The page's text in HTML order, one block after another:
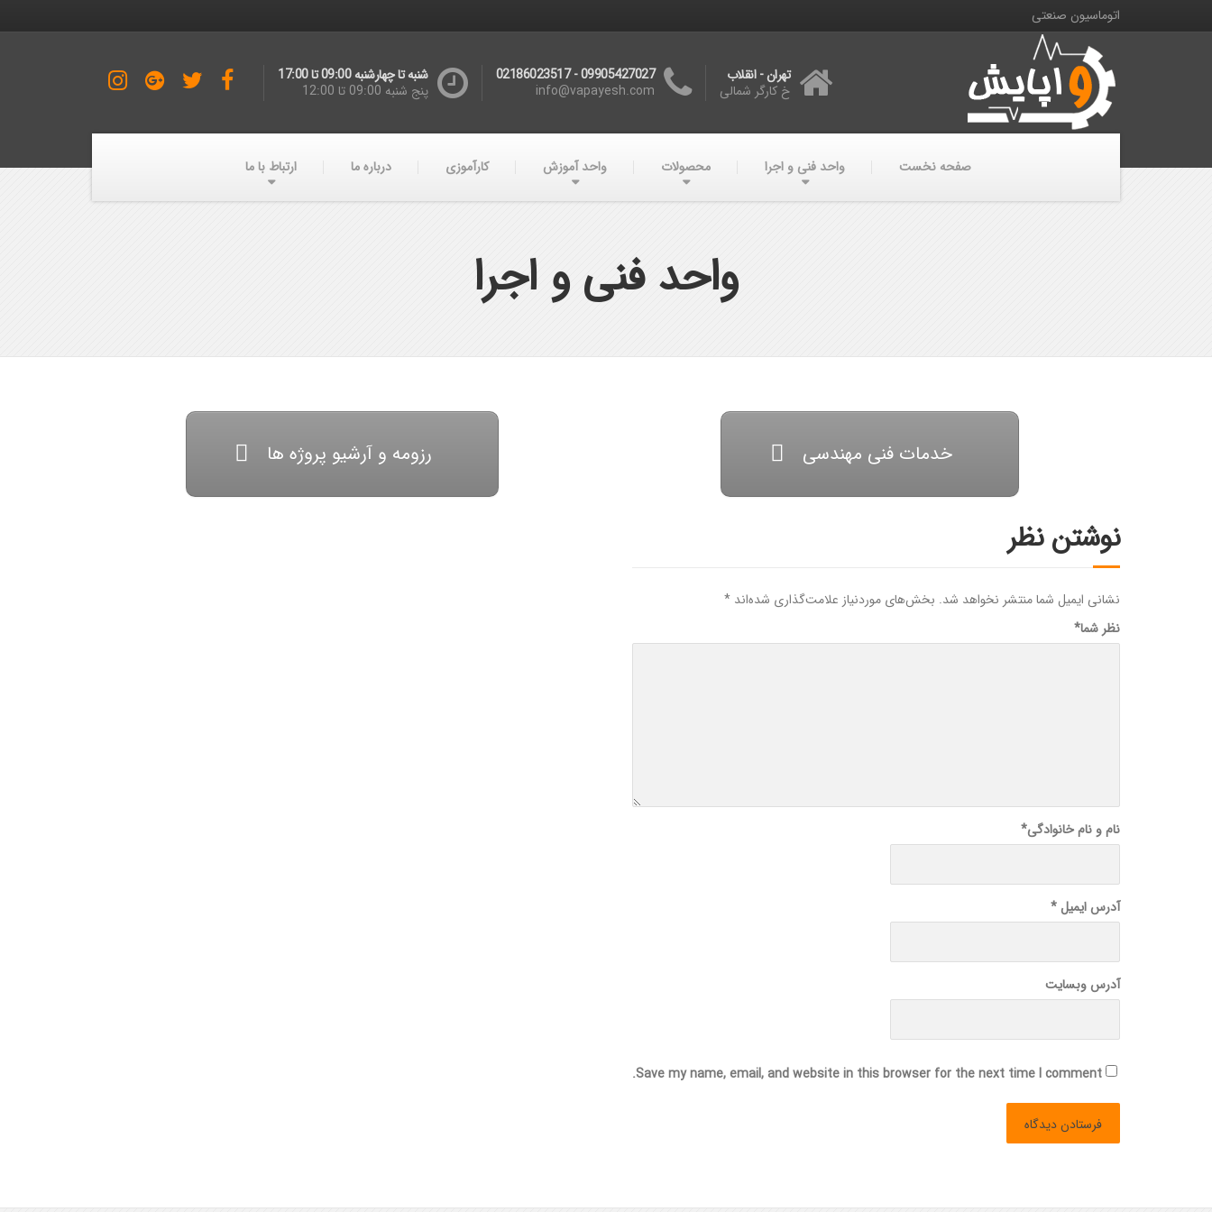
اتوماسیون صنعتی
تهران - انقلاب
خ کارگر شمالی
09905427027 - 02186023517
info@vapayesh.com
شنبه تا چهارشنبه 09:00 تا 17:00
پنج شنبه 09:00 تا 12:00
صفحه نخست واحد فنی و اجرا محصولات واحد آموزش کارآموزی درباره ما ارتباط با ما
واحد فنی و اجرا
رزومه و آرشیو پروژه ها خدمات فنی مهندسی
نوشتن نظر
نشانی ایمیل شما منتشر نخواهد شد. بخش‌های موردنیاز علامت‌گذاری شده‌اند *
نظر شما*
نام و نام خانوادگی*
آدرس ایمیل *
آدرس وبسایت
Save my name, email, and website in this browser for the next time I comment.